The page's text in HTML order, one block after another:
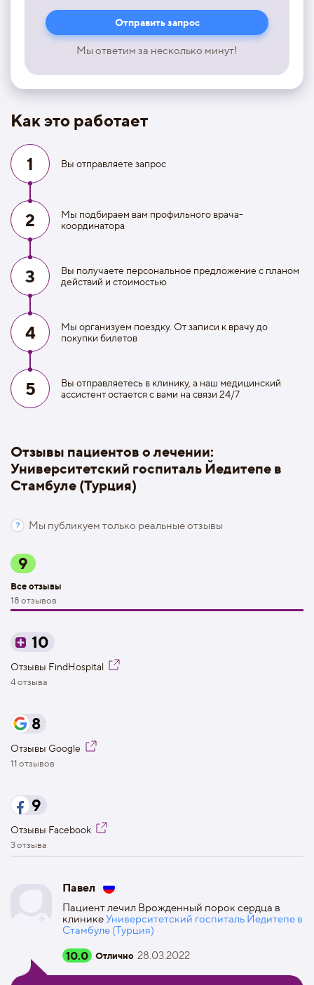
Мы ответим за несколько минут!
Как это работает
1 Вы отправляете запрос
2
Мы подбираем вам профильного врача-
координатора
3
Вы получаете персональное предложение с планом
действий и стоимостью
4
Мы организуем поездку. От записи к врачу до
покупки билетов
5
Вы отправляетесь в клинику, а наш медицинский
ассистент остается с вами на связи 24/7
Отзывы пациентов о лечении:
Университетский госпиталь Йедитепе в
Стамбуле (Турция)
Мы публикуем только реальные отзывы
9
Все отзывы
18 отзывов
10
Отзывы FindHospital
4 отзыва
8
Отзывы Google
11 отзывов
9
Отзывы Facebook
3 отзыва
Павел
Пациент лечил Врожденный порок сердца в
клиникеУниверситетский госпиталь Йедитепе в
Стамбуле (Турция)
10.0 Отлично 28.03.2022